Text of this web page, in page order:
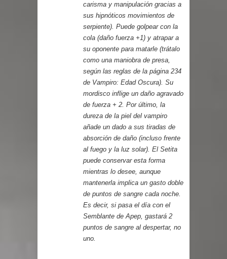
carisma y manipulación gracias a
sus hipnóticos movimientos de
serpiente). Puede golpear con la
cola (daño fuerza +1) y atrapar a
su oponente para matarle (trátalo
como una maniobra de presa,
según las reglas de la página 234
de Vampiro: Edad Oscura). Su
mordisco inflige un daño agravado
de fuerza + 2. Por último, la
dureza de la piel del vampiro
añade un dado a sus tiradas de
absorción de daño (incluso frente
al fuego y la luz solar). El Setita
puede conservar esta forma
mientras lo desee, aunque
mantenerla implica un gasto doble
de puntos de sangre cada noche.
Es decir, si pasa el día con el
Semblante de Apep, gastará 2
puntos de sangre al despertar, no
uno.